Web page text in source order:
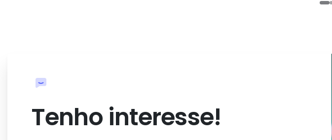
Tenho interesse!